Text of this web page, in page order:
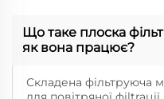
Що таке плоска
як вона працює?
Складена фільтруюча